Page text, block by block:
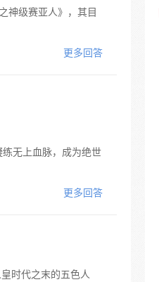
神级赛亚人》，其目
更多回答
无上血脉，成为绝世
更多回答
时代之末的五色人